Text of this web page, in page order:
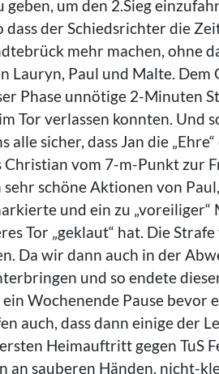
um den 2.Sieg
der Schiedsrichter die
mehr machen, ohne
Paul und Malte. Dem
Phase unnötige 2-Minuten
Tor verlassen konnten. Und
sicher, dass Jan die
vom 7-m-Punkt zur
schöne Aktionen von
und ein zu
Tor „geklaut“ hat. Die
Da wir dann auch in der
und so endete
Wochenende Pause bevor
dass dann einige der
Heimauftritt gegen TuS
an sauberen Händen, nicht-